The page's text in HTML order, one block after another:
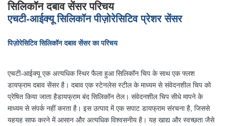
सिलिकॉन दबाव सेंसर परिचय
एचटी-आईक्यू सिलिकॉन पीज़ोरेसिटिव प्रेशर सेंसर
पिज़ोरेसिटिव सिलिकॉन दबाव सेंसर का परिचय
एचटी-आईक्यू एक अत्यधिक स्थिर फैला हुआ सिलिकॉन चिप के साथ एक फ्लश
डायफ्राम दबाव सेंसर है। दबाव एक स्टेनलेस स्टील के माध्यम से संवेदनशील चिप को
प्रेषित किया जाता हैडायफ्राम बंद सिलिकॉन तेल। संवेदनशील चिप सीधे मापने के
माध्यम से संपर्क नहीं करता है। इस उत्पाद में एक सपाट डायफ्राम संरचना है, जिससे
यहयह साफ करने में आसान और अत्यधिक विश्वसनीय है। यह खाद्य और स्वच्छता जैसे